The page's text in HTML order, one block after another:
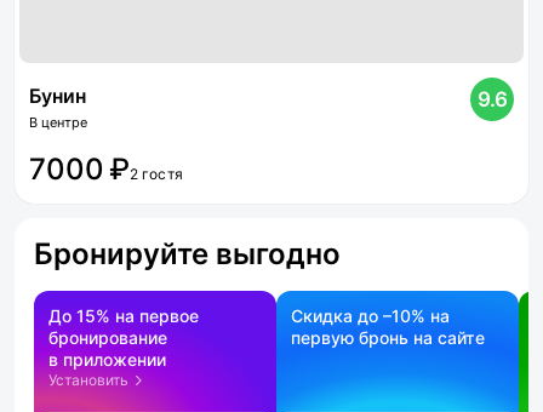
Бунин
В центре
9.6
7000 ₽2 гостя
Бронируйте выгодно
До 15% на первое
бронирование
в приложении
Установить
Скидка до –10% на
первую бронь на сайте